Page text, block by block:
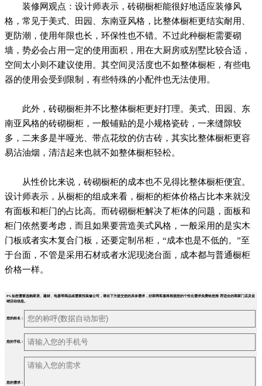
装修网观点：设计师表示，砖砌橱柜能很好地适应装修风
格，常见于美式、田园、东南亚风格，比整体橱柜更结实耐用、
更防潮，使用年限也长，环保性也不错。不过此种橱柜需要砌
墙，势必会占用一定的使用面积，用在大厨房或别墅比较合适，
空间太小则不建议使用。其空间灵活度也不如整体橱柜，有些电
器的使用会受到限制，有些特殊的小配件也无法使用。
此外，砖砌橱柜并不比整体橱柜更好打理。美式、田园、东
南亚风格的砖砌橱柜，一般铺贴的是小规格瓷砖，一来缝隙较
多，二来多是半哑光、带点花纹的仿古砖，其实比整体橱柜更容
易沾油烟，清洁起来也就不如整体橱柜轻松。
从性价比来说，砖砌橱柜的成本也不见得比整体橱柜便宜。
设计师表示，从橱柜的组成来看，橱柜的柜体价格占比本来就没
有面板和柜门的占比高。而砖砌橱柜解决了柜体的问题，面板和
柜门依然要考虑，而且如果要营造美式风格，一般采用的是实木
门板或者实木复合门板，还要定制吊柜，“成本也是不低的。”至
于台面，不管是采用石材或者水泥现浇台面，成本都与普通橱柜
价格一样。
PS.如您需要选购家居、建材、电器等商品或需要找装修公司，请在下方提交您的具体需求，好家网客服将根据您的个性化需求免费给您推 荐适合的商家门店及促
销活动信息。
您的姓名：
您的手机：
您的需求：